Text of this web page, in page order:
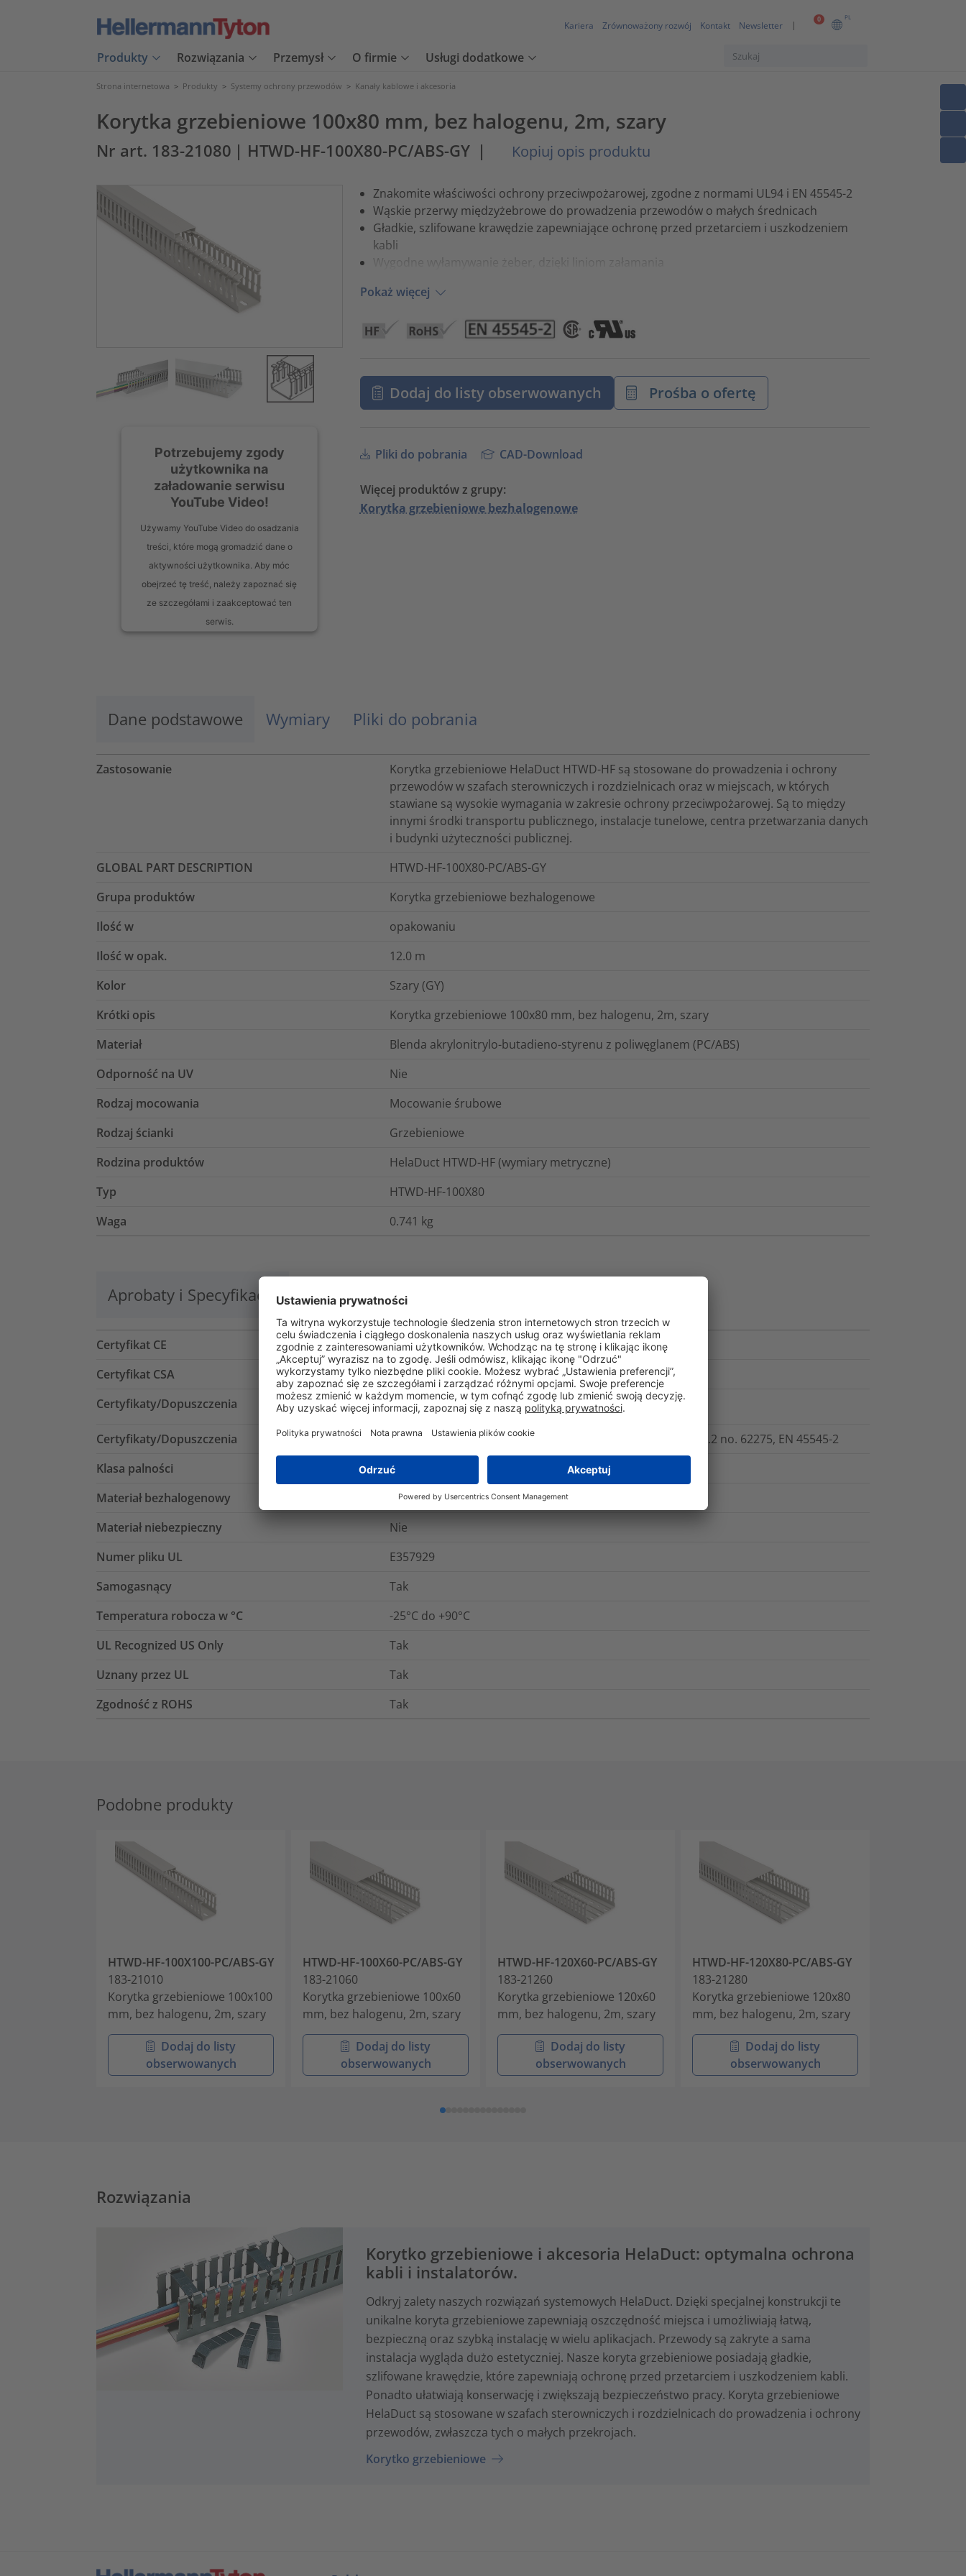
0 PL
Kariera Zrównoważony rozwój Kontakt Newsletter
Produkty Rozwiązania Przemysł O firmie Usługi dodatkowe
Strona internetowa > Produkty > Systemy ochrony przewodów > Kanały kablowe i akcesoria
Korytka grzebieniowe 100x80 mm, bez halogenu, 2m, szary
Nr art. 183-21080 | HTWD-HF-100X80-PC/ABS-GY | Kopiuj opis produktu
Potrzebujemy zgody
użytkownika na
załadowanie serwisu
YouTube Video!
Używamy YouTube Video do osadzania
treści, które mogą gromadzić dane o
aktywności użytkownika. Aby móc
obejrzeć tę treść, należy zapoznać się
ze szczegółami i zaakceptować ten
serwis.
powered byUsercentrics Consent
Znakomite właściwości ochrony przeciwpożarowej, zgodne z normami UL94 i EN 45545-2
Wąskie przerwy międzyżebrowe do prowadzenia przewodów o małych średnicach
Gładkie, szlifowane krawędzie zapewniające ochronę przed przetarciem i uszkodzeniem
kabli
Wygodne wyłamywanie żeber, dzięki liniom załamania
Pokaż więcej
Dodaj do listy obserwowanych Prośba o ofertę
Pliki do pobrania CAD-Download
Więcej produktów z grupy:
Korytka grzebieniowe bezhalogenowe
Dane podstawowe Wymiary Pliki do pobrania
Zastosowanie
Korytka grzebieniowe HelaDuct HTWD-HF są stosowane do prowadzenia i ochrony
przewodów w szafach sterowniczych i rozdzielnicach oraz w miejscach, w których
stawiane są wysokie wymagania w zakresie ochrony przeciwpożarowej. Są to między
innymi środki transportu publicznego, instalacje tunelowe, centra przetwarzania danych
i budynki użyteczności publicznej.
GLOBAL PART DESCRIPTION
HTWD-HF-100X80-PC/ABS-GY
Grupa produktów
Korytka grzebieniowe bezhalogenowe
Ilość w
opakowaniu
Ilość w opak.
12.0 m
Kolor
Szary (GY)
Krótki opis
Korytka grzebieniowe 100x80 mm, bez halogenu, 2m, szary
Materiał
Blenda akrylonitrylo-butadieno-styrenu z poliwęglanem (PC/ABS)
Odporność na UV
Nie
Rodzaj mocowania
Mocowanie śrubowe
Rodzaj ścianki
Grzebieniowe
Rodzina produktów
HelaDuct HTWD-HF (wymiary metryczne)
Typ
HTWD-HF-100X80
Waga
0.741 kg
Aprobaty i Specyfikacje Logistyka i opakowania
Certyfikat CE
Nie
Certyfikat CSA
Tak
Certyfikaty/Dopuszczenia
Certyfikaty/Dopuszczenia
ANSI/UL 1565, ANSI/UL 62275, CSA -C22.2 no. 18.5, CSA -C22.2 no. 62275, EN 45545-2
Klasa palności
UL 94 V0
Materiał bezhalogenowy
Tak
Materiał niebezpieczny
Nie
Numer pliku UL
E357929
Samogasnący
Tak
Temperatura robocza w °C
-25°C do +90°C
UL Recognized US Only
Tak
Uznany przez UL
Tak
Zgodność z ROHS
Tak
Podobne produkty
HTWD-HF-100X100-PC/ABS-GY
183-21010
Korytka grzebieniowe 100x100
mm, bez halogenu, 2m, szary
Dodaj do listy
obserwowanych
HTWD-HF-100X60-PC/ABS-GY
183-21060
Korytka grzebieniowe 100x60
mm, bez halogenu, 2m, szary
Dodaj do listy
obserwowanych
HTWD-HF-120X60-PC/ABS-GY
183-21260
Korytka grzebieniowe 120x60
mm, bez halogenu, 2m, szary
Dodaj do listy
obserwowanych
HTWD-HF-120X80-PC/ABS-GY
183-21280
Korytka grzebieniowe 120x80
mm, bez halogenu, 2m, szary
Dodaj do listy
obserwowanych
Rozwiązania
Korytko grzebieniowe i akcesoria HelaDuct: optymalna ochrona
kabli i instalatorów.
Odkryj zalety naszych rozwiązań systemowych HelaDuct. Dzięki specjalnej konstrukcji te
unikalne koryta grzebieniowe zapewniają oszczędność miejsca i umożliwiają łatwą,
bezpieczną oraz szybką instalację w wielu aplikacjach. Przewody są zakryte a sama
instalacja wygląda dużo estetyczniej. Nasze koryta grzebieniowe posiadają gładkie,
szlifowane krawędzie, które zapewniają ochronę przed przetarciem i uszkodzeniem kabli.
Ponadto ułatwiają konserwację i zwiększają bezpieczeństwo pracy. Koryta grzebieniowe
HelaDuct są stosowane w szafach sterowniczych i rozdzielnicach do prowadzenia i ochrony
przewodów, zwłaszcza tych o małych przekrojach.
Korytko grzebieniowe